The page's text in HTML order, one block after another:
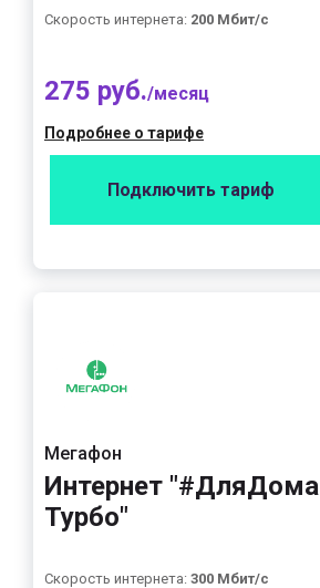
Скорость интернета: 200 Мбит/с
275 руб./месяц
Подробнее о тарифе
Подключить тариф
Мегафон
Интернет "#ДляДома
Турбо"
Скорость интернета: 300 Мбит/с